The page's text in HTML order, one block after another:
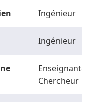
Ingénieur
Ingénieur
Enseignant-
Chercheur